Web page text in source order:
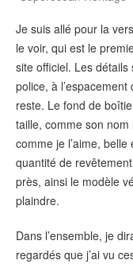
Je suis allé pour la
le voir, qui est le
site officiel. Les
police, à
reste. Le fond de
taille, comme son
comme je l’aime,
quantité de
près, ainsi le modèle
plaindre.
Dans l’ensemble, je
regardés que j’ai vu